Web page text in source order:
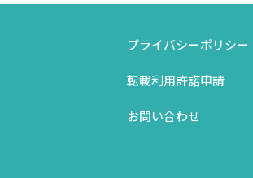
プライバシーポリシー
転載利用許諾申請
お問い合わせ